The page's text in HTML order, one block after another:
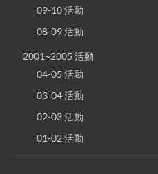
09-10 活動
08-09 活動
2001~2005 活動
04-05 活動
03-04 活動
02-03 活動
01-02 活動